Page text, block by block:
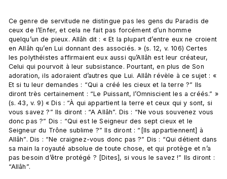
Ce genre de servitude ne distingue pas les gens du Paradis de
ceux de l’Enfer, et cela ne fait pas forcément d’un homme
quelqu’un de pieux. Allâh dit : « Et la plupart d’entre eux ne croient
en Allâh qu’en Lui donnant des associés. » (s. 12, v. 106) Certes
les polythéistes affirmaient eux aussi qu’Allâh est leur créateur,
Celui qui pourvoit à leur subsistance. Pourtant, en plus de Son
adoration, ils adoraient d’autres que Lui. Allâh révèle à ce sujet : «
Et si tu leur demandes : “Qui a créé les cieux et la terre ?” Ils
diront très certainement : “Le Puissant, l’Omniscient les a créés.” »
(s. 43, v. 9) « Dis : “À qui appartient la terre et ceux qui y sont, si
vous savez ?” Ils diront : “A Allâh”. Dis : “Ne vous souvenez vous
donc pas ?” Dis : “Qui est le Seigneur des sept cieux et le
Seigneur du Trône sublime ?” Ils diront : “[Ils appartiennent] à
Allâh”. Dis : “Ne craignez-vous donc pas ?” Dis : “Qui détient dans
sa main la royauté absolue de toute chose, et qui protège et n’a
pas besoin d’être protégé ? [Dites], si vous le savez !” Ils diront :
“Allâh”.